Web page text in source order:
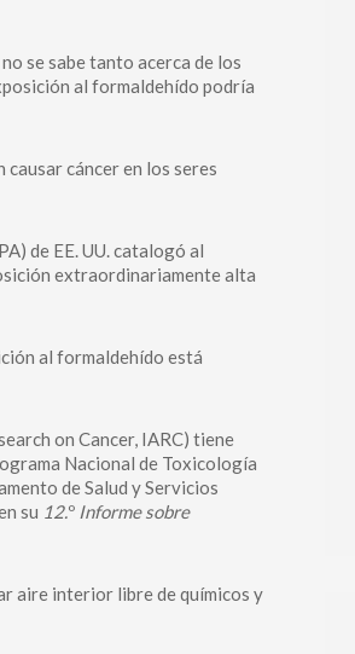
se sabe tanto acerca de los
al formaldehído podría
cáncer en los seres
de EE. UU. catalogó al
extraordinariamente alta
al formaldehído está
on Cancer, IARC) tiene
Nacional de Toxicología
de Salud y Servicios
su 12.º Informe sobre
aire interior libre de químicos y